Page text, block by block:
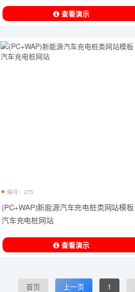
查看演示
编号：275
(PC+WAP)新能源汽车充电桩类网站模板
汽车充电桩网站
查看演示
首页 上一页 1